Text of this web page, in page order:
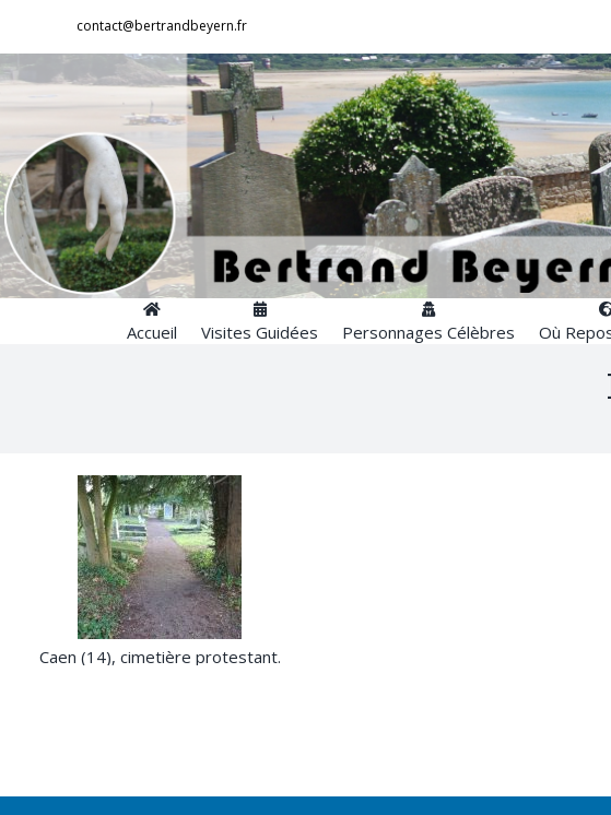
contenu
contact@bertrandbeyern.fr
Accueil Visites Guidées Personnages Célèbres Où
Caen (14), cimetière protestant.